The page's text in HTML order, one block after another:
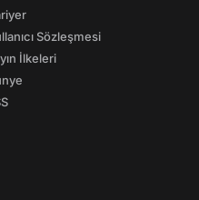
Sözleşmesi
İlkeleri